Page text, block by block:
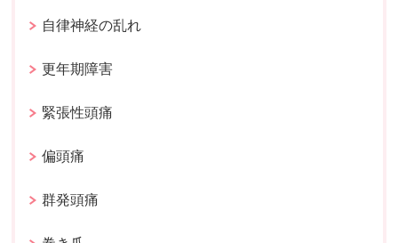
自律神経の乱れ
更年期障害
緊張性頭痛
偏頭痛
群発頭痛